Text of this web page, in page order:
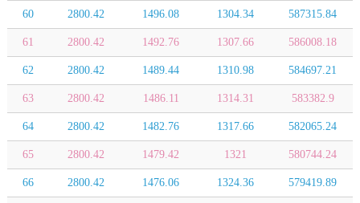
60 2800.42 1496.08 1304.34 587315.84
61 2800.42 1492.76 1307.66 586008.18
62 2800.42 1489.44 1310.98 584697.21
63 2800.42 1486.11 1314.31 583382.9
64 2800.42 1482.76 1317.66 582065.24
65 2800.42 1479.42 1321 580744.24
66 2800.42 1476.06 1324.36 579419.89